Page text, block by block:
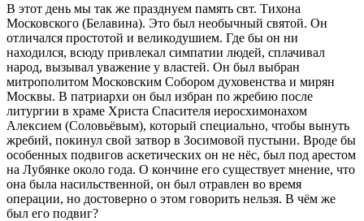
В этот день мы так же празднуем память свт. Тихона
Московского (Белавина). Это был необычный святой. Он
отличался простотой и великодушием. Где бы он ни
находился, всюду привлекал симпатии людей, сплачивал
народ, вызывал уважение у властей. Он был выбран
митрополитом Московским Собором духовенства и мирян
Москвы. В патриархи он был избран по жребию после
литургии в храме Христа Спасителя иеросхимонахом
Алексием (Соловьёвым), который специально, чтобы вынуть
жребий, покинул свой затвор в Зосимовой пустыни. Вроде бы
особенных подвигов аскетических он не нёс, был под арестом
на Лубянке около года. О кончине его существует мнение, что
она была насильственной, он был отравлен во время
операции, но достоверно о этом говорить нельзя. В чём же
был его подвиг?